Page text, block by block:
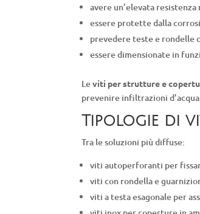
avere un’elevata
essere protette dalla
prevedere teste e rondelle
essere dimensionate in
Leviti per strutture e
prevenire infiltrazioni
Tipologie di
Tra le soluzioni più diffuse:
viti autoperforanti per
viti con rondella e
viti a testa esagonale per